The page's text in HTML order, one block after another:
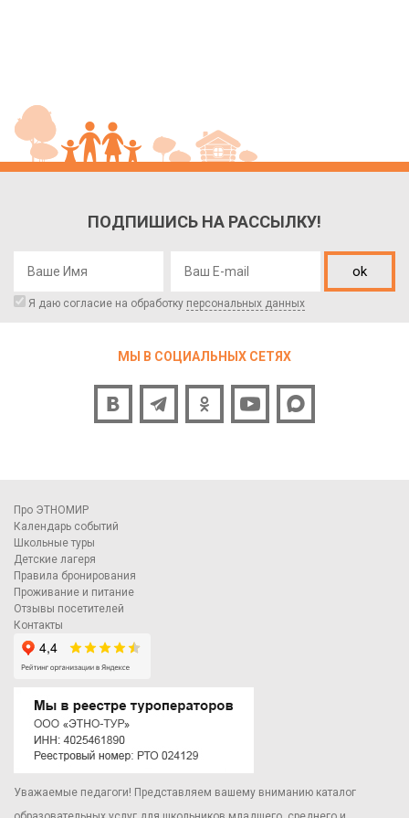
ПОДПИШИСЬ НА РАССЫЛКУ!
ok
Я даю согласие на обработку персональных данных
МЫ В СОЦИАЛЬНЫХ СЕТЯХ
Про ЭТНОМИР
Календарь событий
Школьные туры
Детские лагеря
Правила бронирования
Проживание и питание
Отзывы посетителей
Контакты
Уважаемые педагоги! Представляем вашему вниманию каталог